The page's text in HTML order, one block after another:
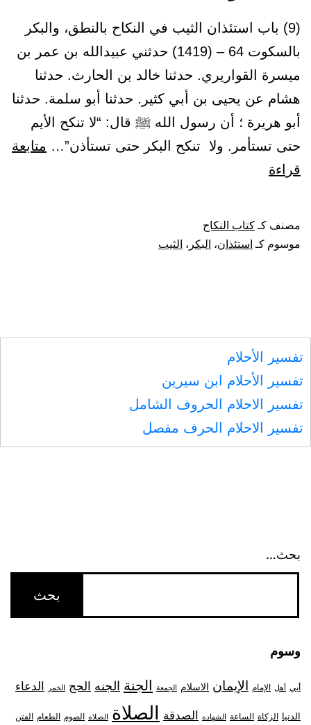
(9) باب استئذان الثيب في النكاح بالنطق، والبكر
بالسكوت 64 – (1419) حدثني عبيدالله بن عمر بن
ميسرة القواريري. حدثنا خالد بن الحارث. حدثنا
هشام عن يحيى بن أبي كثير. حدثنا أبو سلمة. حدثنا
أبو هريرة ؛ أن رسول الله ﷺ قال: “لا تنكح الأيم
حتى تستأمر. ولا تنكح البكر حتى تستأذن”… متابعة
قراءة
الثيب
في
بالسكوت
مصنف كـكتاب النكاح
موسوم كـ استئذان، البكر ، الثيب
تفسير الأحلام
تفسير الأحلام ابن سيرين
تفسير الاحلام الحروف الشامل
تفسير الاحلام الحرف مفصل
بحث…
وسوم
أبي أهل الإمام الإيمان الاسلام الجمعة الجنة الجنه الحج الخمر الدعاء
الدنيا الزكاة الساعة الشهاده الصدقة الصلاة الصلاه الصوم الطعام الفتن